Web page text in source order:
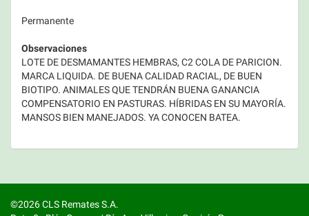
Permanente
Observaciones
LOTE DE DESMAMANTES HEMBRAS, C2 COLA DE PARICION.
MARCA LIQUIDA. DE BUENA CALIDAD RACIAL, DE BUEN
BIOTIPO. ANIMALES QUE TENDRÁN BUENA GANANCIA
COMPENSATORIO EN PASTURAS. HÍBRIDAS EN SU MAYORÍA.
MANSOS BIEN MANEJADOS. YA CONOCEN BATEA.
©2026 CLS Remates S.A.